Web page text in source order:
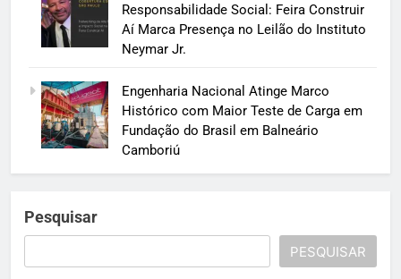
Responsabilidade Social: Feira Construir
Aí Marca Presença no Leilão do Instituto
Neymar Jr.
Engenharia Nacional Atinge Marco
Histórico com Maior Teste de Carga em
Fundação do Brasil em Balneário
Camboriú
Pesquisar
PESQUISAR